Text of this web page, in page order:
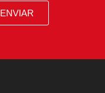
ENVIAR